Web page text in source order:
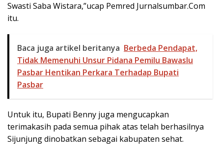
Swasti Saba Wistara,”ucap Pemred Jurnalsumbar.Com
itu.
Baca juga artikel beritanya Berbeda Pendapat,
Tidak Memenuhi Unsur Pidana Pemilu Bawaslu
Pasbar Hentikan Perkara Terhadap Bupati
Pasbar
Untuk itu, Bupati Benny juga mengucapkan
terimakasih pada semua pihak atas telah berhasilnya
Sijunjung dinobatkan sebagai kabupaten sehat.